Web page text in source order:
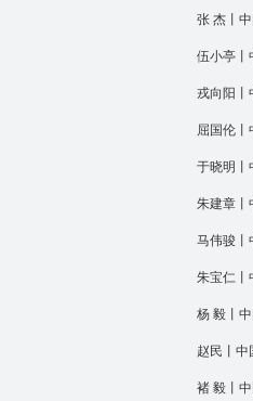
张 杰丨
伍小亭丨
戎向阳丨
屈国伦丨
于晓明丨
朱建章丨
马伟骏丨
朱宝仁丨
杨 毅丨
赵民丨中
褚 毅丨